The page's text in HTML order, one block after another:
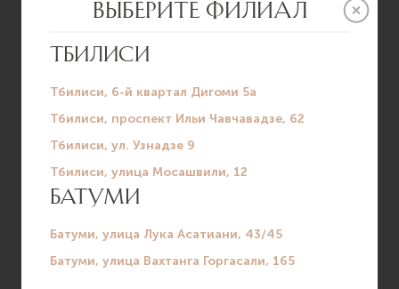
Аланинаминотрансфераза (АЛТ)
Аспартатаминотрансфераза (АСТ)
Мочевина
Мочевая кислота
Тиреотропный гормон (ТТГ)
Общий анализ мочи
ЭКГ
Консультация врача-терапевта первичная и